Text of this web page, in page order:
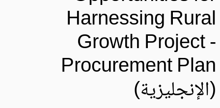
Harnessing
Growth Project
Procurement